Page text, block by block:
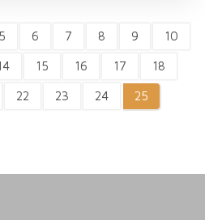
5 6 7 8 9 10
15 16 17 18
22 23 24 25